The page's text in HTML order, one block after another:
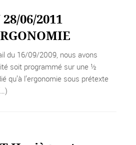
06/2011
du 16/09/2009, nous avons
soit programmé sur une ½
qu’à l’ergonomie sous prétexte